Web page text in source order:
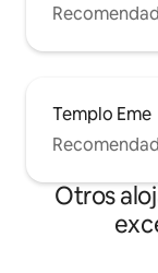
Templo Eme
Otros